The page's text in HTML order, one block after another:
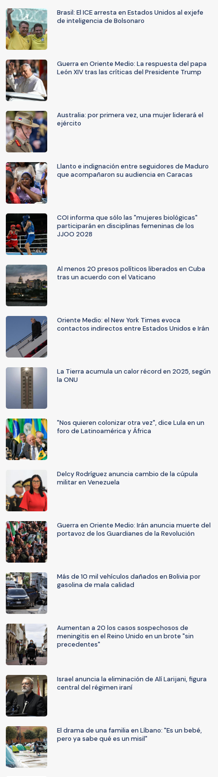
Brasil: El ICE arresta en Estados Unidos al exjefe
de inteligencia de Bolsonaro
Guerra en Oriente Medio: La respuesta del papa
León XIV tras las críticas del Presidente Trump
Australia: por primera vez, una mujer liderará el
ejército
Llanto e indignación entre seguidores de Maduro
que acompañaron su audiencia en Caracas
COI informa que sólo las "mujeres biológicas"
participarán en disciplinas femeninas de los
JJOO 2028
Al menos 20 presos políticos liberados en Cuba
tras un acuerdo con el Vaticano
Oriente Medio: el New York Times evoca
contactos indirectos entre Estados Unidos e Irán
La Tierra acumula un calor récord en 2025, según
la ONU
"Nos quieren colonizar otra vez", dice Lula en un
foro de Latinoamérica y África
Delcy Rodríguez anuncia cambio de la cúpula
militar en Venezuela
Guerra en Oriente Medio: Irán anuncia muerte del
portavoz de los Guardianes de la Revolución
Más de 10 mil vehículos dañados en Bolivia por
gasolina de mala calidad
Aumentan a 20 los casos sospechosos de
meningitis en el Reino Unido en un brote "sin
precedentes"
Israel anuncia la eliminación de Alí Larijani, figura
central del régimen iraní
El drama de una familia en Líbano: "Es un bebé,
pero ya sabe qué es un misil"